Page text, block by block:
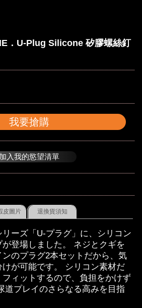
．U-Plug Silicone 矽膠螺絲釘
我要搶購
加入我的慾望清單
皮圖片 退換貨須知
ーズ「U-プラグ」に、シリコン
登場しました。 ネジとクギを
のプラグ2本セットだから、気
が可能です。 シリコン素材だ
ィットするので、負担をかけず
道プレイのさらなる高みを目指